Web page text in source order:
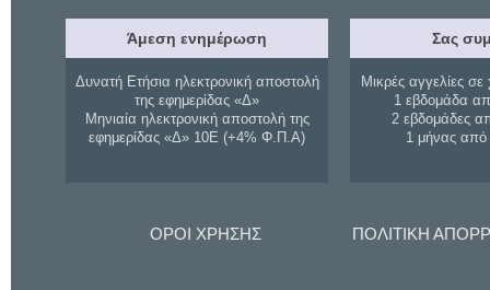
Άμεση ενημέρωση
Δυνατή Ετήσια ηλεκτρονική αποστολή
της εφημερίδας «Δ»
Μηνιαία ηλεκτρονική αποστολή της
εφημερίδας «Δ» 10Ε (+4% Φ.Π.Α)
Σας
Μικρές αγγελίες σε
1 εβδομάδα
2 εβδομάδες
1 μήνας
ΟΡΟΙ ΧΡΗΣΗΣ ΠΟΛΙΤΙΚΗ